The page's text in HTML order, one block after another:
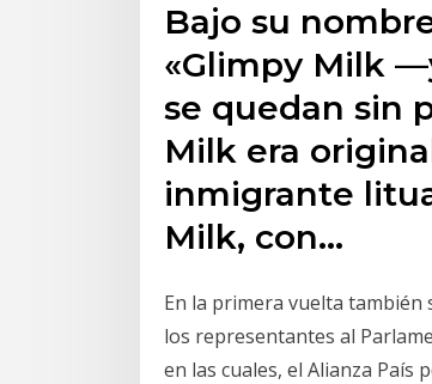
Bajo su
«Glimpy Milk
se quedan sin
Milk era
inmigrante
Milk, con…
En la primera vuelta también
los representantes al
en las cuales, el Alianza País